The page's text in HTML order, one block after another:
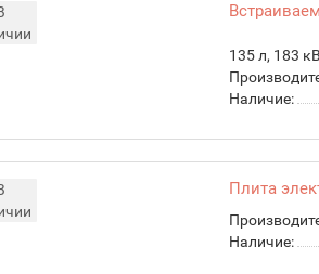
135 л, 183
Наличие:
Плита
Наличие: